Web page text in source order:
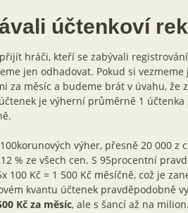
účtenkoví
hráči, kteří se zabývali
jen odhadovat. Pokud si
za měsíc a budeme brát v úvahu, že
je výherní průměrně 1 účtenka
výher, přesně 20 000 z
% ze všech cen. S 95procentní
100 Kč = 1 500 Kč měsíčně, což je
kvantu účtenek pravděpodobně
Kč za měsíc, ale s šancí až na milion.